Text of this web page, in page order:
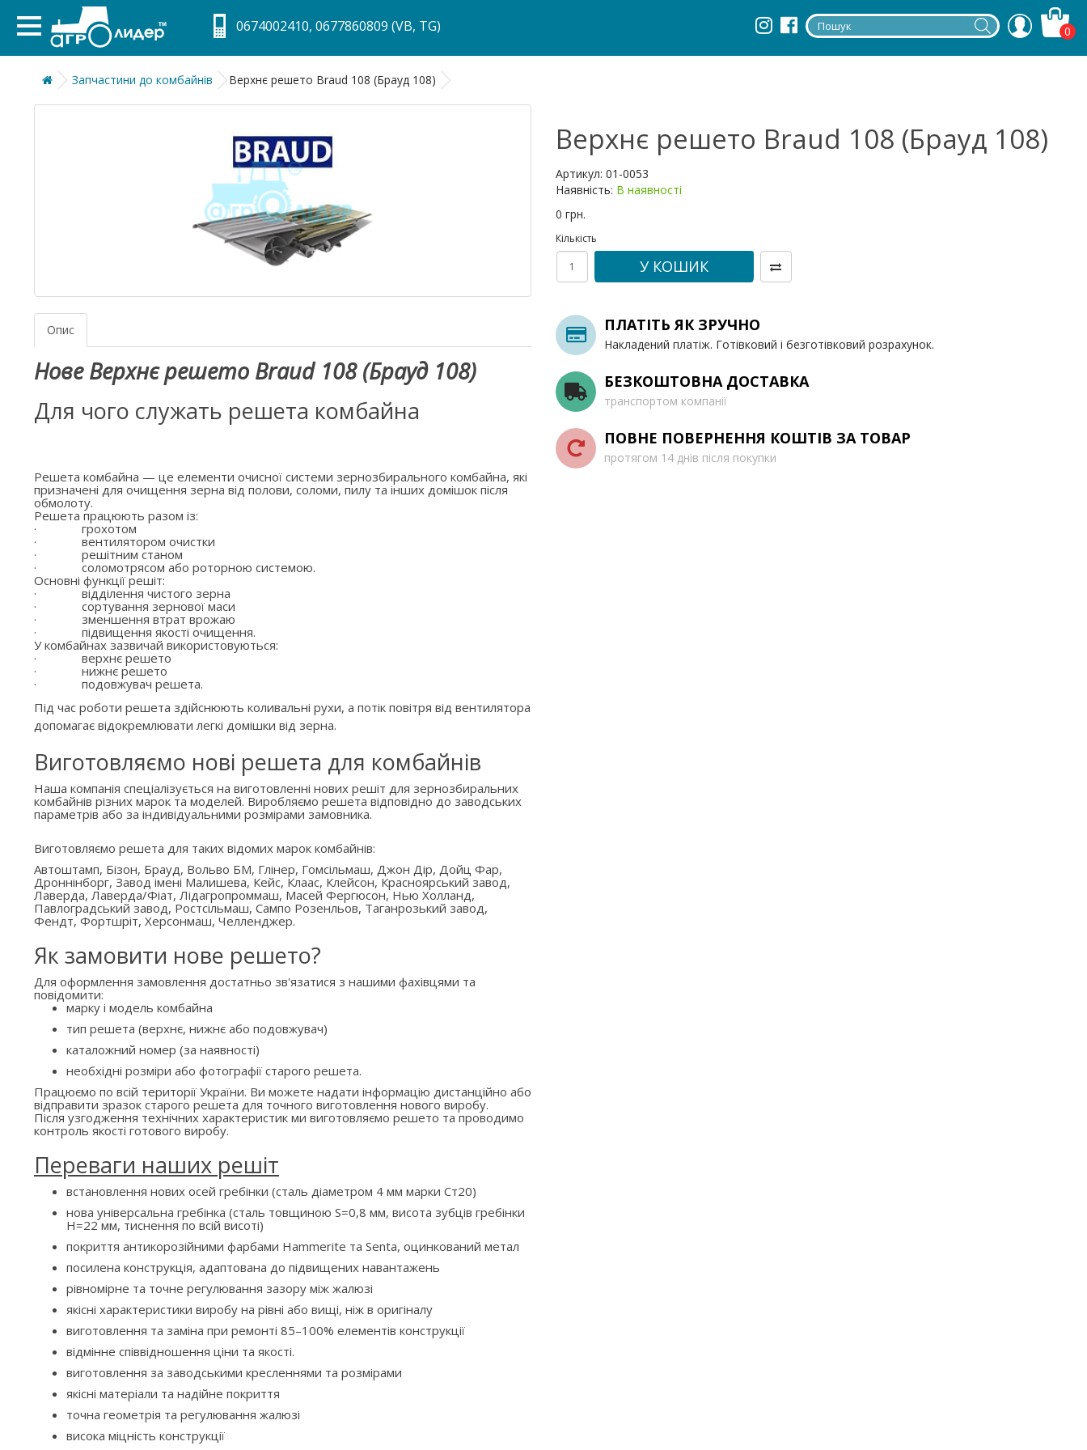
0674002410, 0677860809 (VB, TG) 0
Запчастини до комбайнів Верхнє решето Braud 108 (Брауд 108)
Опис
Нове Верхнє решето Braud 108 (Брауд 108)
Для чого служать решета комбайна
Решета комбайна — це елементи очисної системи зернозбирального комбайна, які
призначені для очищення зерна від полови, соломи, пилу та інших домішок після
обмолоту.
Решета працюють разом із:
·
грохотом
·
вентилятором очистки
·
решітним станом
·
соломотрясом або роторною системою.
Основні функції решіт:
·
відділення чистого зерна
·
сортування зернової маси
·
зменшення втрат врожаю
·
підвищення якості очищення.
У комбайнах зазвичай використовуються:
·
верхнє решето
·
нижнє решето
·
подовжувач решета.
Під час роботи решета здійснюють коливальні рухи, а потік повітря від вентилятора
допомагає відокремлювати легкі домішки від зерна.
Виготовляємо нові решета для комбайнів
Наша компанія спеціалізується на виготовленні нових решіт для зернозбиральних
комбайнів різних марок та моделей. Виробляємо решета відповідно до заводських
параметрів або за індивідуальними розмірами замовника.
Виготовляємо решета для таких відомих марок комбайнів:
Автоштамп, Бізон, Брауд, Вольво БМ, Глінер, Гомсільмаш, Джон Дір, Дойц Фар,
Дроннінборг, Завод імені Малишева, Кейс, Клаас, Клейсон, Красноярський завод,
Лаверда, Лаверда/Фіат, Лідагропроммаш, Масей Фергюсон, Нью Холланд,
Павлоградський завод, Ростсільмаш, Сампо Розенльов, Таганрозький завод,
Фендт, Фортшріт, Херсонмаш, Челленджер.
Як замовити нове решето?
Для оформлення замовлення достатньо зв'язатися з нашими фахівцями та
повідомити:
марку і модель комбайна
тип решета (верхнє, нижнє або подовжувач)
каталожний номер (за наявності)
необхідні розміри або фотографії старого решета.
Працюємо по всій території України. Ви можете надати інформацію дистанційно або
відправити зразок старого решета для точного виготовлення нового виробу.
Після узгодження технічних характеристик ми виготовляємо решето та проводимо
контроль якості готового виробу.
Переваги наших решіт
встановлення нових осей гребінки (сталь діаметром 4 мм марки Ст20)
нова універсальна гребінка (сталь товщиною S=0,8 мм, висота зубців гребінки
H=22 мм, тиснення по всій висоті)
покриття антикорозійними фарбами Hammerite та Senta, оцинкований метал
посилена конструкція, адаптована до підвищених навантажень
рівномірне та точне регулювання зазору між жалюзі
якісні характеристики виробу на рівні або вищі, ніж в оригіналу
виготовлення та заміна при ремонті 85–100% елементів конструкції
відмінне співвідношення ціни та якості.
виготовлення за заводськими кресленнями та розмірами
якісні матеріали та надійне покриття
точна геометрія та регулювання жалюзі
висока міцність конструкції
Верхнє решето Braud 108 (Брауд 108)
Артикул: 01-0053
Наявність: В наявності
0 грн.
Кількість
У КОШИК
ПЛАТІТЬ ЯК ЗРУЧНО
Накладений платіж. Готівковий і безготівковий розрахунок.
БЕЗКОШТОВНА ДОСТАВКА
транспортом компанії
ПОВНЕ ПОВЕРНЕННЯ КОШТІВ ЗА ТОВАР
протягом 14 днів після покупки